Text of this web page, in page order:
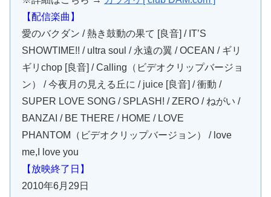
【配信楽曲】
愛のバクダン / 熱き鼓動の果て [良音] / IT’S
SHOWTIME!! / ultra soul / 永遠の翼 / OCEAN / ギリ
ギリchop [良音] / Calling（ビデオクリップバージョ
ン） / 今夜月の見える丘に / juice [良音] / 衝動 /
SUPER LOVE SONG / SPLASH! / ZERO / ねがい /
BANZAI / BE THERE / HOME / LOVE
PHANTOM（ビデオクリップバージョン） / love
me,I love you
【放映終了日】
2010年6月29日